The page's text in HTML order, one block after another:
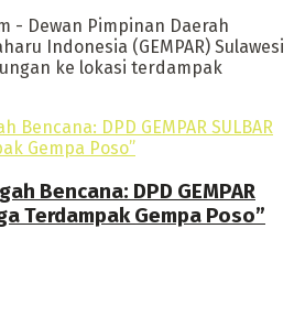
- Dewan Pimpinan Daerah
Indonesia (GEMPAR) Sulawesi
ke lokasi terdampak
Bencana: DPD GEMPAR
Terdampak Gempa Poso”